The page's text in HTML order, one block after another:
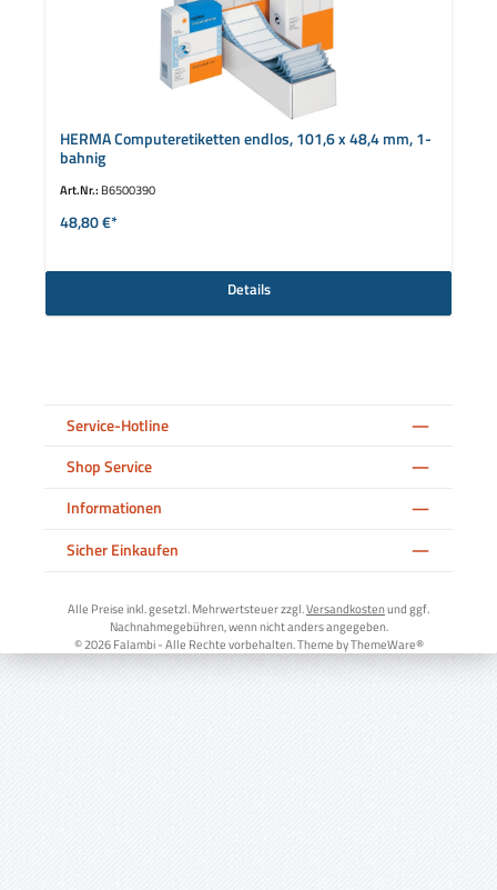
HERMA Computeretiketten endlos, 101,6 x 48,4 mm, 1-
bahnig
Art.Nr.: B6500390
48,80 €*
Details
Service-Hotline
Shop Service
Informationen
Sicher Einkaufen
Alle Preise inkl. gesetzl. Mehrwertsteuer zzgl.Versandkostenund ggf.
Nachnahmegebühren, wenn nicht anders angegeben.
© 2026 Falambi - Alle Rechte vorbehalten. Theme byThemeWare®